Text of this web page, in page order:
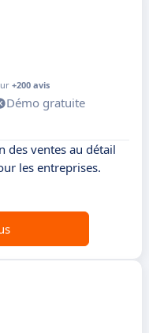
+200 avis
Démo gratuite
des ventes au détail
les entreprises.